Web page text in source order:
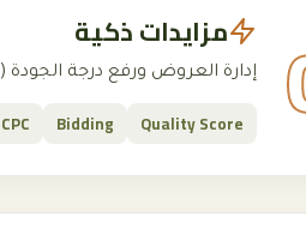
مزايدات ذكية
إدارة العروض ورفع درجة الجودة (Quality Score) لخفض تكلفة النقرة وزيادة الظهور.
Quality Score
Bidding CPC أقل